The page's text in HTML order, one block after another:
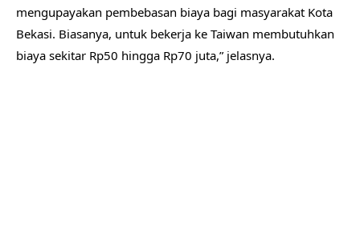
mengupayakan pembebasan biaya bagi masyarakat Kota
Bekasi. Biasanya, untuk bekerja ke Taiwan membutuhkan
biaya sekitar Rp50 hingga Rp70 juta,” jelasnya.